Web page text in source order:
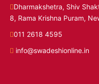
Dharmakshetra, Shiv
8, Rama Krishna Puram,
011 2618 4595
info@swadeshionline.in